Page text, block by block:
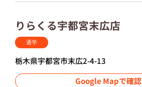
りらくる宇都宮末広店
通学
栃木県宇都宮市末広2-4-13
Google Mapで確認